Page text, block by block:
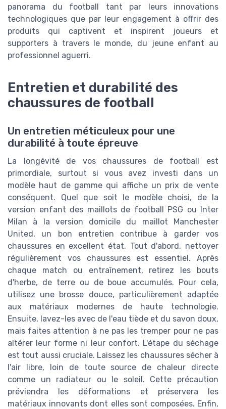
panorama du football tant par leurs innovations
technologiques que par leur engagement à offrir des
produits qui captivent et inspirent joueurs et
supporters à travers le monde, du jeune enfant au
professionnel aguerri.
Entretien et durabilité des
chaussures de football
Un entretien méticuleux pour une
durabilité à toute épreuve
La longévité de vos chaussures de football est
primordiale, surtout si vous avez investi dans un
modèle haut de gamme qui affiche un prix de vente
conséquent. Quel que soit le modèle choisi, de la
version enfant des maillots de football PSG ou Inter
Milan à la version domicile du maillot Manchester
United, un bon entretien contribue à garder vos
chaussures en excellent état. Tout d'abord, nettoyer
régulièrement vos chaussures est essentiel. Après
chaque match ou entraînement, retirez les bouts
d'herbe, de terre ou de boue accumulés. Pour cela,
utilisez une brosse douce, particulièrement adaptée
aux matériaux modernes de haute technologie.
Ensuite, lavez-les avec de l'eau tiède et du savon doux,
mais faites attention à ne pas les tremper pour ne pas
altérer leur forme ni leur confort. L'étape du séchage
est tout aussi cruciale. Laissez les chaussures sécher à
l'air libre, loin de toute source de chaleur directe
comme un radiateur ou le soleil. Cette précaution
préviendra les déformations et préservera les
matériaux innovants dont elles sont composées. Enfin,